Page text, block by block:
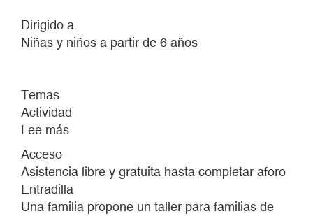
Dirigido a
Niñas y niños a partir de 6 años
Temas
Actividad
Lee más
Acceso
Asistencia libre y gratuita hasta completar aforo
Entradilla
Una familia propone un taller para familias de